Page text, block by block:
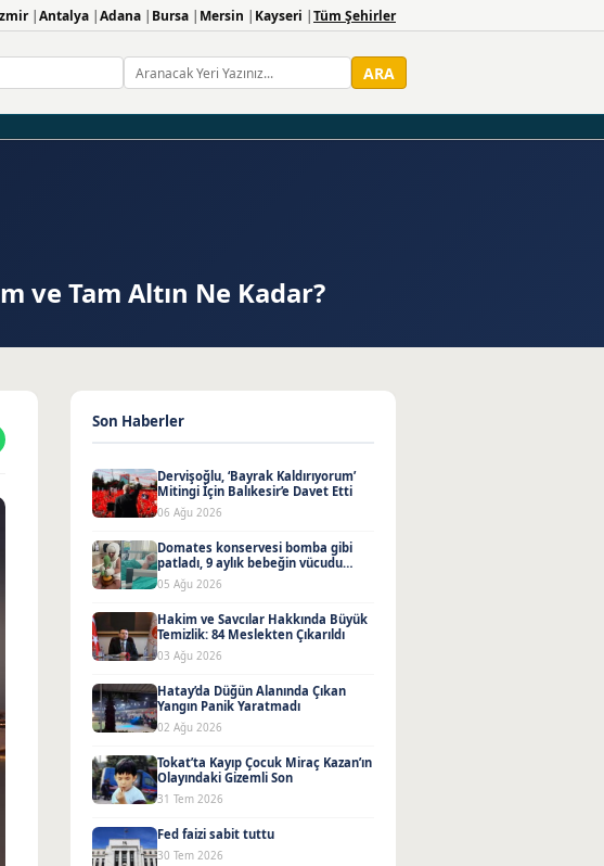
Antalya Adana Bursa Mersin Kayseri Tüm Şehirler
ARA
ve Tam Altın Ne Kadar?
Son Haberler
Dervişoğlu, ‘Bayrak Kaldırıyorum’
Mitingi İçin Balıkesir’e Davet Etti
06 Ağu 2026
Domates konservesi bomba gibi
patladı, 9 aylık bebeğin vücudu
yandı
05 Ağu 2026
Hakim ve Savcılar Hakkında Büyük
Temizlik: 84 Meslekten Çıkarıldı
03 Ağu 2026
Hatay’da Düğün Alanında Çıkan
Yangın Panik Yaratmadı
02 Ağu 2026
Tokat’ta Kayıp Çocuk Miraç Kazan’ın
Olayındaki Gizemli Son
31 Tem 2026
Fed faizi sabit tuttu
30 Tem 2026